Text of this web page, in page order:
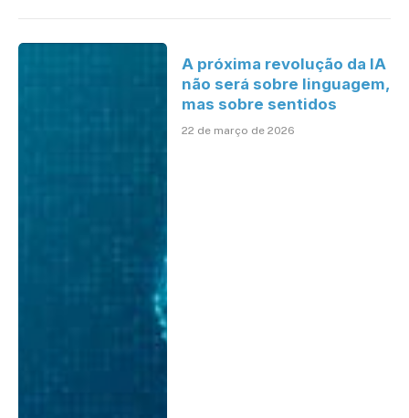
A próxima revolução da IA
não será sobre linguagem,
mas sobre sentidos
22 de março de 2026